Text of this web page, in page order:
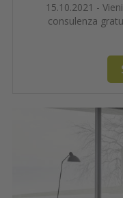
15.10.2021 -
consulenza